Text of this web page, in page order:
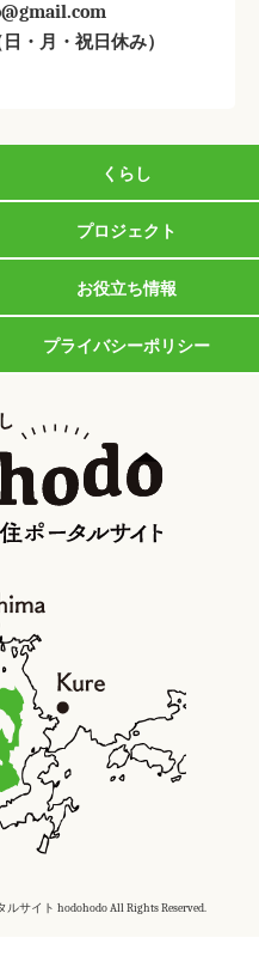
・月・祝日休み）
くらし
プロジェクト
お役立ち情報
プライバシーポリシー
サイト hodohodo All Rights Reserved.